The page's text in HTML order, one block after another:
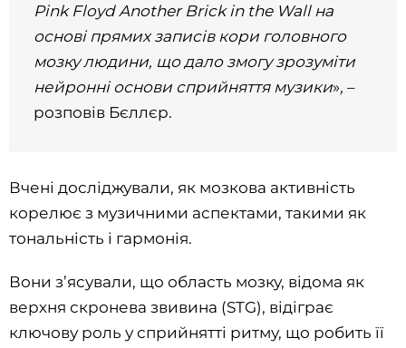
Pink Floyd Another Brick in the Wall на
основі прямих записів кори головного
мозку людини, що дало змогу зрозуміти
нейронні основи сприйняття музики», –
розповів Бєллєр.
Вчені досліджували, як мозкова активність
корелює з музичними аспектами, такими як
тональність і гармонія.
Вони з’ясували, що область мозку, відома як
верхня скронева звивина (STG), відіграє
ключову роль у сприйнятті ритму, що робить її